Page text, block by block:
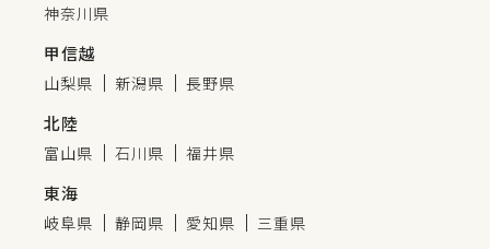
神奈川県
甲信越
山梨県 新潟県 長野県
北陸
富山県 石川県 福井県
東海
岐阜県 静岡県 愛知県 三重県